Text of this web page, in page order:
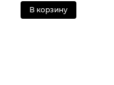
В корзину